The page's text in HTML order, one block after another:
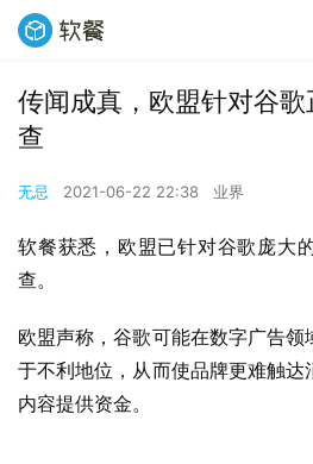
传闻成真，欧盟针对谷
查
无忌 2021-06-22 22:38 业界
软餐获悉，欧盟已针对谷歌庞大
查。
欧盟声称，谷歌可能在数字广告
于不利地位，从而使品牌更难触
内容提供资金。